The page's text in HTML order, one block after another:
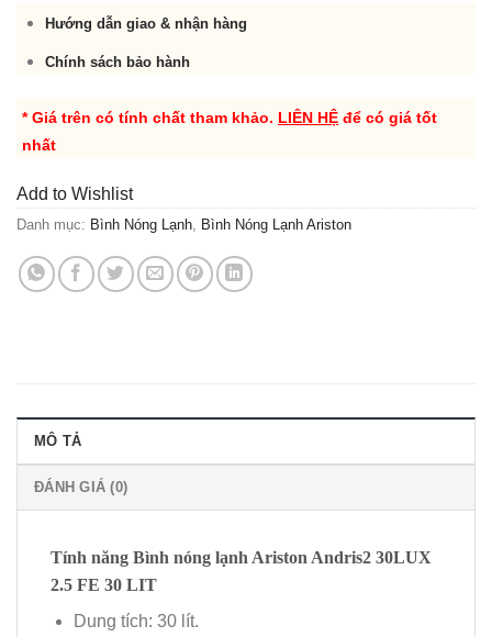
Hướng dẫn giao & nhận hàng
Chính sách bảo hành
* Giá trên có tính chất tham khảo. LIÊN HỆ để có giá tốt
nhất
Add to Wishlist
Danh mục: Bình Nóng Lạnh, Bình Nóng Lạnh Ariston
MÔ TẢ
ĐÁNH GIÁ (0)
Tính năng Bình nóng lạnh Ariston Andris2 30LUX
2.5 FE 30 LIT
Dung tích: 30 lít.